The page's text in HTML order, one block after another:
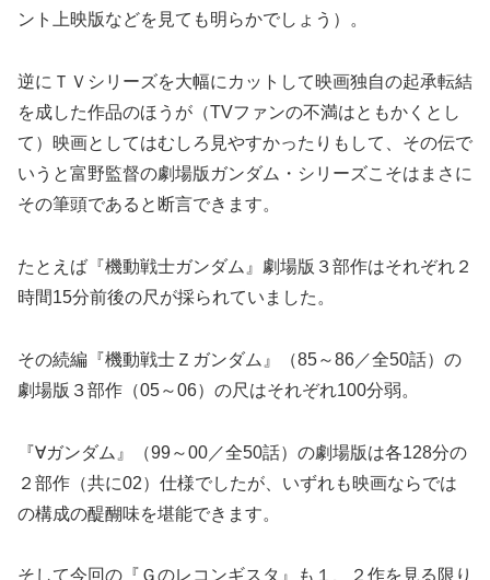
ント上映版などを見ても明らかでしょう）。
逆にＴＶシリーズを大幅にカットして映画独自の起承転結
を成した作品のほうが（TVファンの不満はともかくとし
て）映画としてはむしろ見やすかったりもして、その伝で
いうと富野監督の劇場版ガンダム・シリーズこそはまさに
その筆頭であると断言できます。
たとえば『機動戦士ガンダム』劇場版３部作はそれぞれ２
時間15分前後の尺が採られていました。
その続編『機動戦士Ｚガンダム』（85～86／全50話）の
劇場版３部作（05～06）の尺はそれぞれ100分弱。
『∀ガンダム』（99～00／全50話）の劇場版は各128分の
２部作（共に02）仕様でしたが、いずれも映画ならでは
の構成の醍醐味を堪能できます。
そして今回の『Ｇのレコンギスタ』も１、２作を見る限り